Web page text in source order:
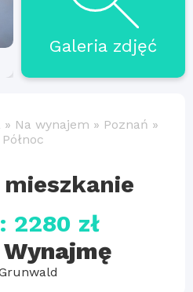
Galeria zdjęć
» Na wynajem » Poznań »
2280 zł